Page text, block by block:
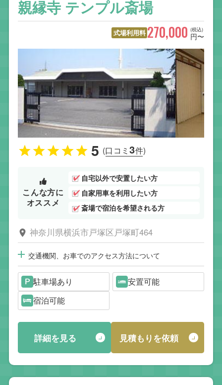
親縁寺 テンプル斎場
式場利用料 (税込)
270,000 円〜
5 (口コミ3件)
こんな方に
オススメ
自宅以外で安置したい方
自家用車を利用したい方
斎場で宿泊を希望される方
神奈川県横浜市戸塚区戸塚町464
交通機関、お車でのアクセス方法について
駐車場あり
安置可能
宿泊可能
詳細を見る 見積もりを依頼